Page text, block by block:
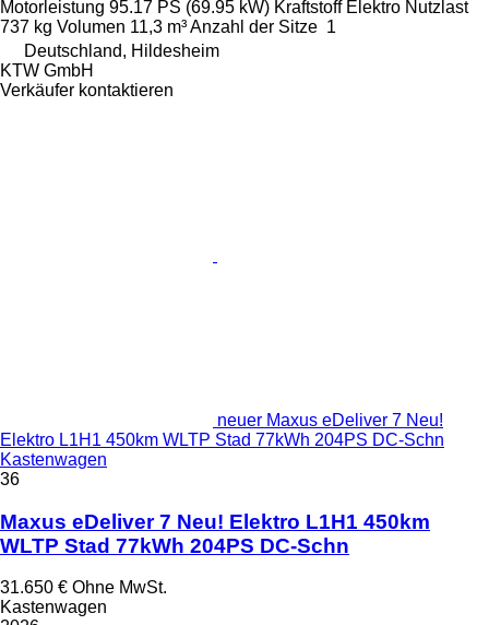
Motorleistung 95.17 PS (69.95 kW) Kraftstoff Elektro Nutzlast
737 kg Volumen 11,3 m³Anzahl der Sitze 1
Deutschland, Hildesheim
KTW GmbH
Verkäufer kontaktieren
neuer Maxus eDeliver 7 Neu!
Elektro L1H1 450km WLTP Stad 77kWh 204PS DC-Schn
Kastenwagen
36
Maxus eDeliver 7 Neu! Elektro L1H1 450km
WLTP Stad 77kWh 204PS DC-Schn
31.650 € Ohne MwSt.
Kastenwagen